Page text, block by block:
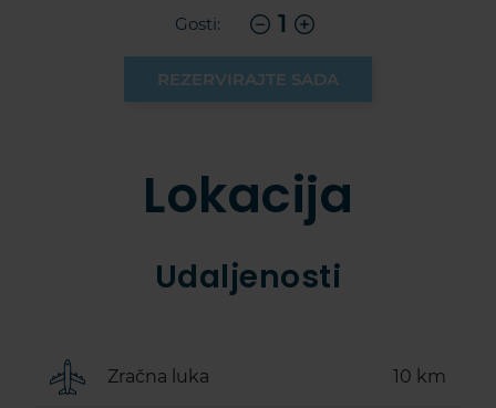
Gosti: 1
REZERVIRAJTE SADA
Lokacija
Udaljenosti
Zračna luka 10 km